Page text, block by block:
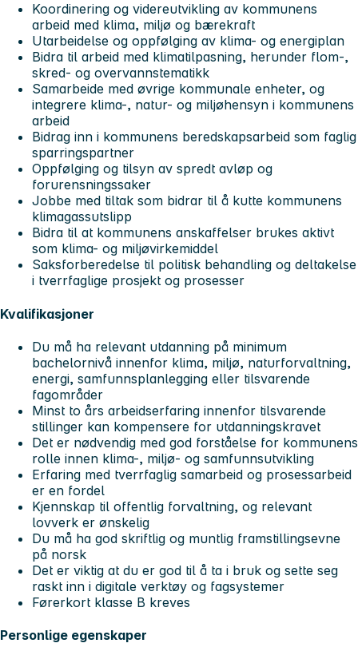
Koordinering og videreutvikling av kommunens
arbeid med klima, miljø og bærekraft
Utarbeidelse og oppfølging av klima- og energiplan
Bidra til arbeid med klimatilpasning, herunder flom-,
skred- og overvannstematikk
Samarbeide med øvrige kommunale enheter, og
integrere klima-, natur- og miljøhensyn i kommunens
arbeid
Bidrag inn i kommunens beredskapsarbeid som faglig
sparringspartner
Oppfølging og tilsyn av spredt avløp og
forurensningssaker
Jobbe med tiltak som bidrar til å kutte kommunens
klimagassutslipp
Bidra til at kommunens anskaffelser brukes aktivt
som klima- og miljøvirkemiddel
Saksforberedelse til politisk behandling og deltakelse
i tverrfaglige prosjekt og prosesser
Kvalifikasjoner
Du må ha relevant utdanning på minimum
bachelornivå innenfor klima, miljø, naturforvaltning,
energi, samfunnsplanlegging eller tilsvarende
fagområder
Minst to års arbeidserfaring innenfor tilsvarende
stillinger kan kompensere for utdanningskravet
Det er nødvendig med god forståelse for kommunens
rolle innen klima-, miljø- og samfunnsutvikling
Erfaring med tverrfaglig samarbeid og prosessarbeid
er en fordel
Kjennskap til offentlig forvaltning, og relevant
lovverk er ønskelig
Du må ha god skriftlig og muntlig framstillingsevne
på norsk
Det er viktig at du er god til å ta i bruk og sette seg
raskt inn i digitale verktøy og fagsystemer
Førerkort klasse B kreves
Personlige egenskaper